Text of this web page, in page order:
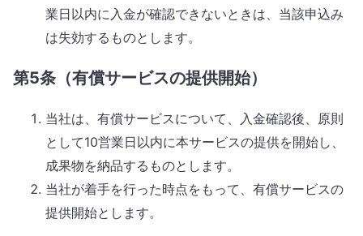
業日以内に入金が確認できないときは、当該申込み
は失効するものとします。
第5条（有償サービスの提供開始）
当社は、有償サービスについて、入金確認後、原則
として10営業日以内に本サービスの提供を開始し、
成果物を納品するものとします。
当社が着手を行った時点をもって、有償サービスの
提供開始とします。